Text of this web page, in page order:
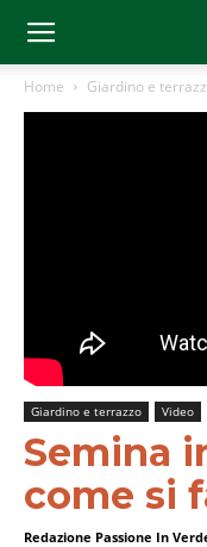
Home Giardino e
Giardino e terrazzo Video
Semina
come si
Redazione Passione In